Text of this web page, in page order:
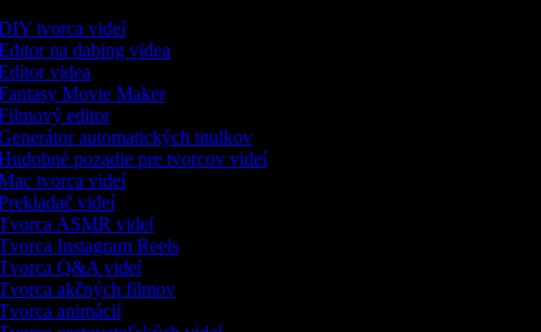
tvorca videí
na dabing videa
videa
Movie Maker
editor
automatických titulkov
pozadie pre tvorcov videí
tvorca videí
videí
ASMR videí
Instagram Reels
Q&A videí
akčných filmov
animácií